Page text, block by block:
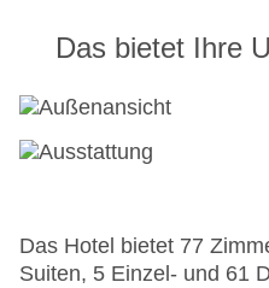
Das bietet Ihre
Das Hotel bietet 77
Suiten, 5 Einzel- und 61